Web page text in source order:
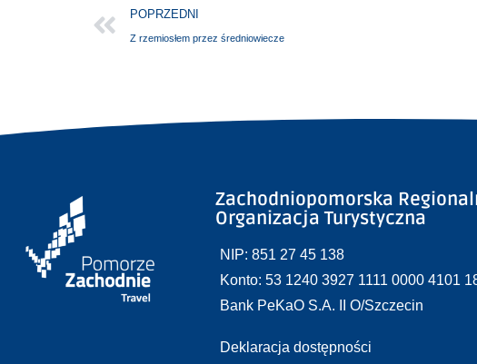
POPRZEDNI
Z rzemiosłem przez średniowiecze
Zachodniopomorska
Organizacja Turystyczna
NIP: 851 27 45 138
Konto: 53 1240 3927 1111 0000 4101
Bank PeKaO S.A. II O/Szczecin
Deklaracja dostępności